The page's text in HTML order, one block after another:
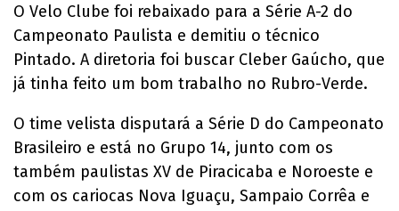
O Velo Clube foi rebaixado para a Série A-2 do
Campeonato Paulista e demitiu o técnico
Pintado. A diretoria foi buscar Cleber Gaúcho, que
já tinha feito um bom trabalho no Rubro-Verde.
O time velista disputará a Série D do Campeonato
Brasileiro e está no Grupo 14, junto com os
também paulistas XV de Piracicaba e Noroeste e
com os cariocas Nova Iguaçu, Sampaio Corrêa e